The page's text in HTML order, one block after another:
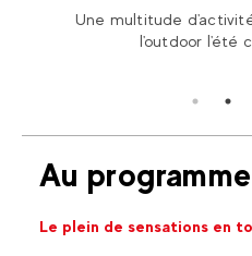
Une multitude
l'outdoor l'été
Au programme
Le plein de sensations en